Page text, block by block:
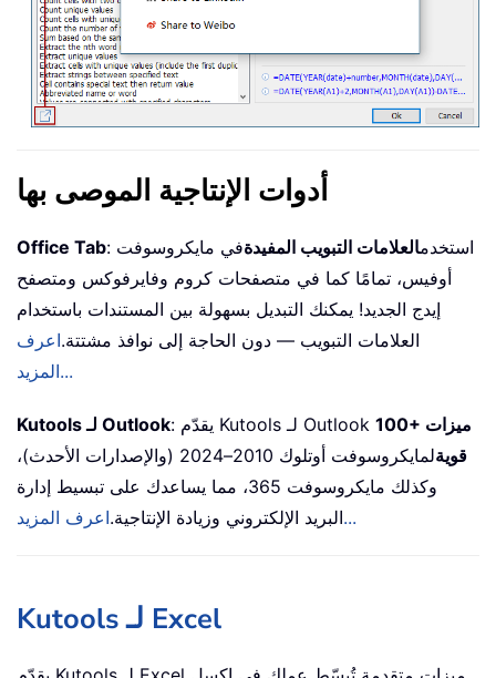
أدوات الإنتاجية الموصى بها
Office Tab : استخدمالعلامات التبويب المفيدةفي مايكروسوفت
أوفيس، تمامًا كما في متصفحات كروم وفايرفوكس ومتصفح
إيدج الجديد! يمكنك التبديل بسهولة بين المستندات باستخدام
العلامات التبويب — دون الحاجة إلى نوافذ مشتتة.اعرف
المزيد...
Kutools لـ Outlook : يقدّم Kutools لـ Outlook 100+ ميزات
قوية
لمايكروسوفت أوتلوك 2010–2024 (والإصدارات الأحدث)،
وكذلك مايكروسوفت 365، مما يساعدك على تبسيط إدارة
البريد الإلكتروني وزيادة الإنتاجية.اعرف المزيد...
Kutools لـ Excel